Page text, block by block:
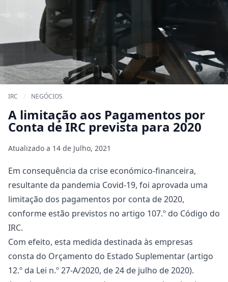
IRC / NEGÓCIOS
A limitação aos Pagamentos por
Conta de IRC prevista para 2020
Atualizado a 14 de Julho, 2021
Em consequência da crise económico-financeira,
resultante da pandemia Covid-19, foi aprovada uma
limitação dos pagamentos por conta de 2020,
conforme estão previstos no artigo 107.º do Código do
IRC.
Com efeito, esta medida destinada às empresas
consta do Orçamento do Estado Suplementar (artigo
12.º da Lei n.º 27-A/2020, de 24 de julho de 2020).